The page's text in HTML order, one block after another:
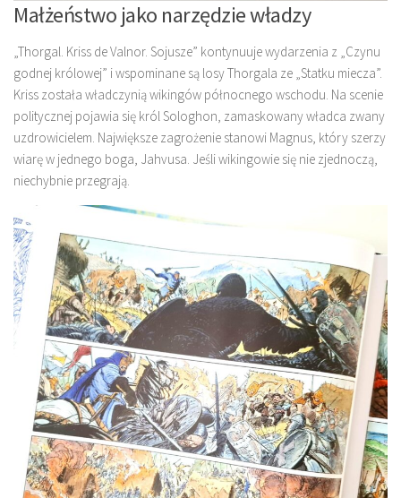
Małżeństwo jako narzędzie władzy
„Thorgal. Kriss de Valnor. Sojusze” kontynuuje wydarzenia z „Czynu
godnej królowej” i wspominane są losy Thorgala ze „Statku miecza”.
Kriss została władczynią wikingów północnego wschodu. Na scenie
politycznej pojawia się król Sologhon, zamaskowany władca zwany
uzdrowicielem. Największe zagrożenie stanowi Magnus, który szerzy
wiarę w jednego boga, Jahvusa. Jeśli wikingowie się nie zjednoczą,
niechybnie przegrają.